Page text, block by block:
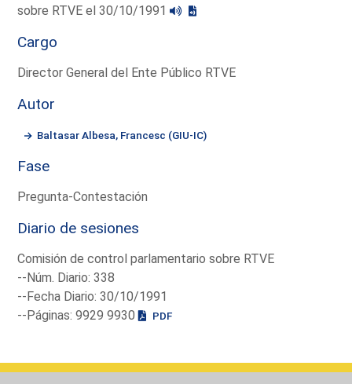
sobre RTVE el 30/10/1991
Cargo
Director General del Ente Público RTVE
Autor
Baltasar Albesa, Francesc (GIU-IC)
Fase
Pregunta-Contestación
Diario de sesiones
Comisión de control parlamentario sobre RTVE
--Núm. Diario: 338
--Fecha Diario: 30/10/1991
--Páginas: 9929 9930
PDF